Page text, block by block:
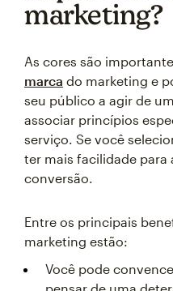
marketing?
As cores são
marca do marketing e
seu público a agir de
associar princípios
serviço. Se você
ter mais facilidade para
conversão.
Entre os principais
marketing estão:
Você pode